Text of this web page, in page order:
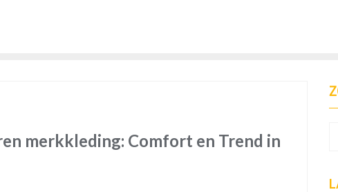
merkkleding: Comfort en Trend in